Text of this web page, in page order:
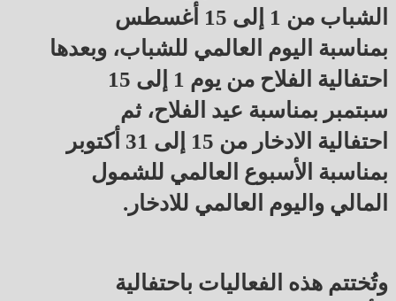
الشباب من 1 إلى 15 أغسطس
بمناسبة اليوم العالمي للشباب، وبعدها
احتفالية الفلاح من يوم 1 إلى 15
سبتمبر بمناسبة عيد الفلاح، ثم
احتفالية الادخار من 15 إلى 31 أكتوبر
بمناسبة الأسبوع العالمي للشمول
المالي واليوم العالمي للادخار.
وتُختتم هذه الفعاليات باحتفالية